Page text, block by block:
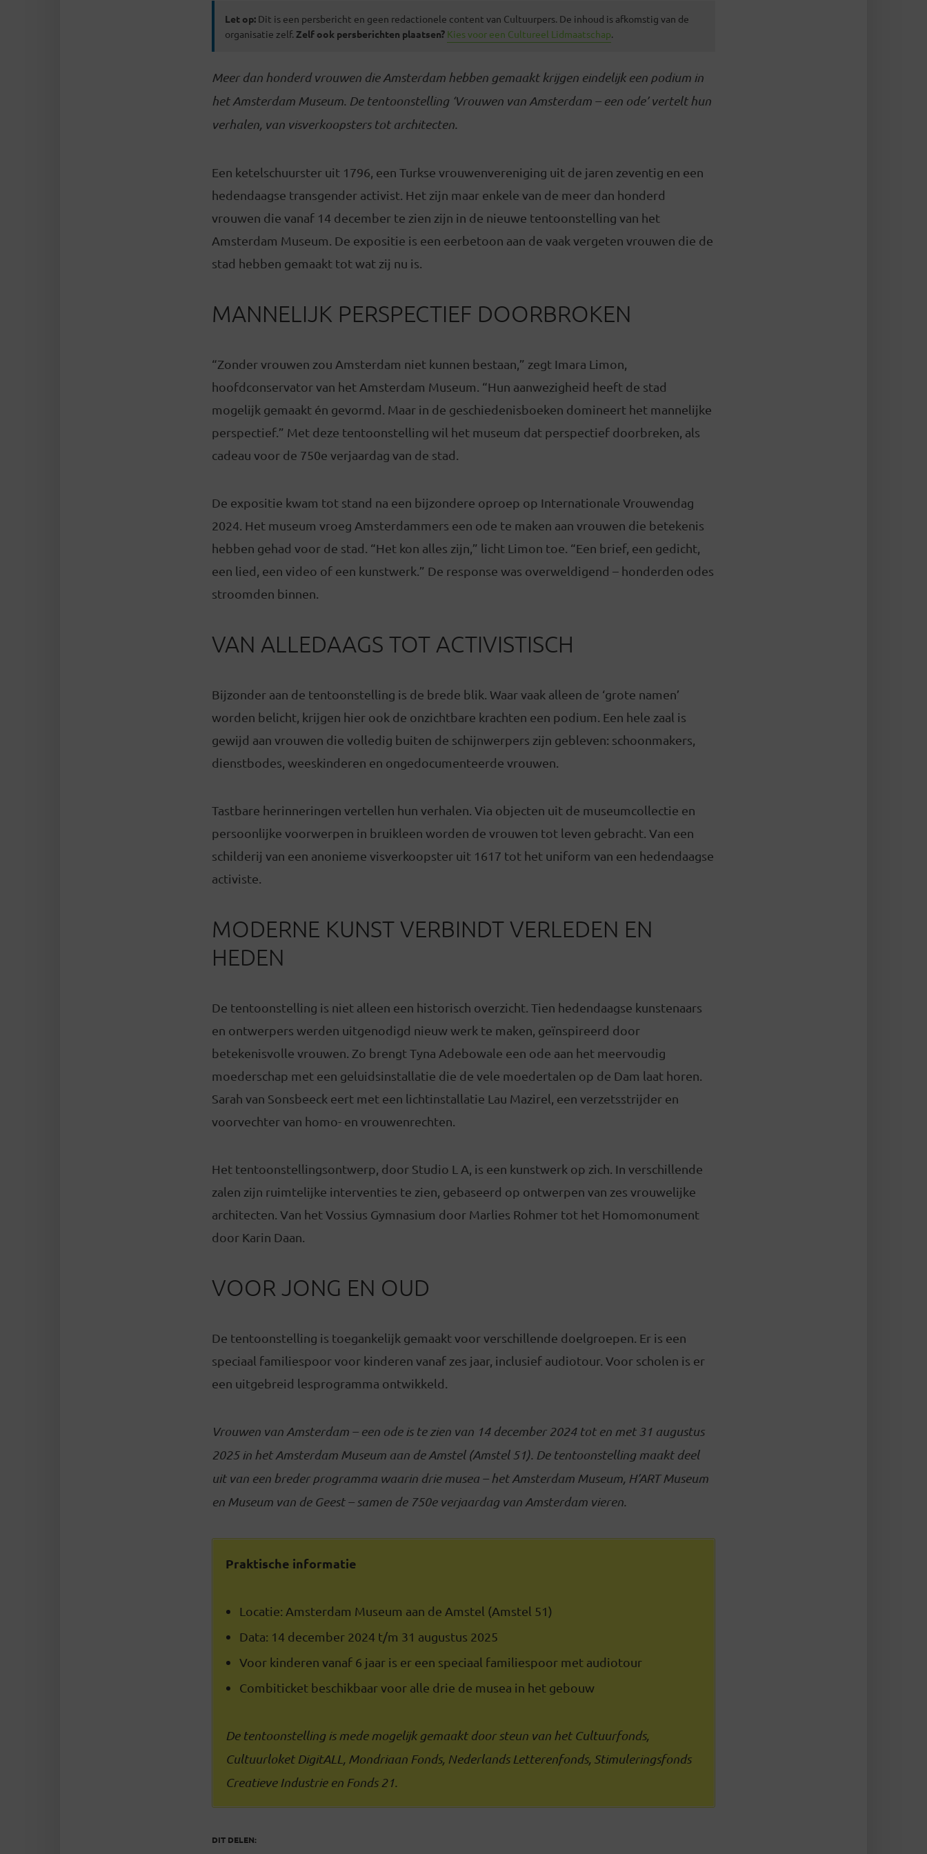
Let op: Dit is een persbericht en geen redactionele content van Cultuurpers. De inhoud is afkomstig van de
organisatie zelf. Zelf ook persberichten plaatsen? Kies voor een Cultureel Lidmaatschap.
Meer dan honderd vrouwen die Amsterdam hebben gemaakt krijgen eindelijk een podium in
het Amsterdam Museum. De tentoonstelling ‘Vrouwen van Amsterdam – een ode’ vertelt hun
verhalen, van visverkoopsters tot architecten.
Een ketelschuurster uit 1796, een Turkse vrouwenvereniging uit de jaren zeventig en een
hedendaagse transgender activist. Het zijn maar enkele van de meer dan honderd
vrouwen die vanaf 14 december te zien zijn in de nieuwe tentoonstelling van het
Amsterdam Museum. De expositie is een eerbetoon aan de vaak vergeten vrouwen die de
stad hebben gemaakt tot wat zij nu is.
MANNELIJK PERSPECTIEF DOORBROKEN
“Zonder vrouwen zou Amsterdam niet kunnen bestaan,” zegt Imara Limon,
hoofdconservator van het Amsterdam Museum. “Hun aanwezigheid heeft de stad
mogelijk gemaakt én gevormd. Maar in de geschiedenisboeken domineert het mannelijke
perspectief.” Met deze tentoonstelling wil het museum dat perspectief doorbreken, als
cadeau voor de 750e verjaardag van de stad.
De expositie kwam tot stand na een bijzondere oproep op Internationale Vrouwendag
2024. Het museum vroeg Amsterdammers een ode te maken aan vrouwen die betekenis
hebben gehad voor de stad. “Het kon alles zijn,” licht Limon toe. “Een brief, een gedicht,
een lied, een video of een kunstwerk.” De response was overweldigend – honderden odes
stroomden binnen.
VAN ALLEDAAGS TOT ACTIVISTISCH
Bijzonder aan de tentoonstelling is de brede blik. Waar vaak alleen de ‘grote namen’
worden belicht, krijgen hier ook de onzichtbare krachten een podium. Een hele zaal is
gewijd aan vrouwen die volledig buiten de schijnwerpers zijn gebleven: schoonmakers,
dienstbodes, weeskinderen en ongedocumenteerde vrouwen.
Tastbare herinneringen vertellen hun verhalen. Via objecten uit de museumcollectie en
persoonlijke voorwerpen in bruikleen worden de vrouwen tot leven gebracht. Van een
schilderij van een anonieme visverkoopster uit 1617 tot het uniform van een hedendaagse
activiste.
MODERNE KUNST VERBINDT VERLEDEN EN
HEDEN
De tentoonstelling is niet alleen een historisch overzicht. Tien hedendaagse kunstenaars
en ontwerpers werden uitgenodigd nieuw werk te maken, geïnspireerd door
betekenisvolle vrouwen. Zo brengt Tyna Adebowale een ode aan het meervoudig
moederschap met een geluidsinstallatie die de vele moedertalen op de Dam laat horen.
Sarah van Sonsbeeck eert met een lichtinstallatie Lau Mazirel, een verzetsstrijder en
voorvechter van homo- en vrouwenrechten.
Het tentoonstellingsontwerp, door Studio L A, is een kunstwerk op zich. In verschillende
zalen zijn ruimtelijke interventies te zien, gebaseerd op ontwerpen van zes vrouwelijke
architecten. Van het Vossius Gymnasium door Marlies Rohmer tot het Homomonument
door Karin Daan.
VOOR JONG EN OUD
De tentoonstelling is toegankelijk gemaakt voor verschillende doelgroepen. Er is een
speciaal familiespoor voor kinderen vanaf zes jaar, inclusief audiotour. Voor scholen is er
een uitgebreid lesprogramma ontwikkeld.
Vrouwen van Amsterdam – een ode is te zien van 14 december 2024 tot en met 31 augustus
2025 in het Amsterdam Museum aan de Amstel (Amstel 51). De tentoonstelling maakt deel
uit van een breder programma waarin drie musea – het Amsterdam Museum, H’ART Museum
en Museum van de Geest – samen de 750e verjaardag van Amsterdam vieren.
Praktische informatie
Locatie: Amsterdam Museum aan de Amstel (Amstel 51)
Data: 14 december 2024 t/m 31 augustus 2025
Voor kinderen vanaf 6 jaar is er een speciaal familiespoor met audiotour
Combiticket beschikbaar voor alle drie de musea in het gebouw
De tentoonstelling is mede mogelijk gemaakt door steun van het Cultuurfonds,
Cultuurloket DigitALL, Mondriaan Fonds, Nederlands Letterenfonds, Stimuleringsfonds
Creatieve Industrie en Fonds 21.
DIT DELEN: